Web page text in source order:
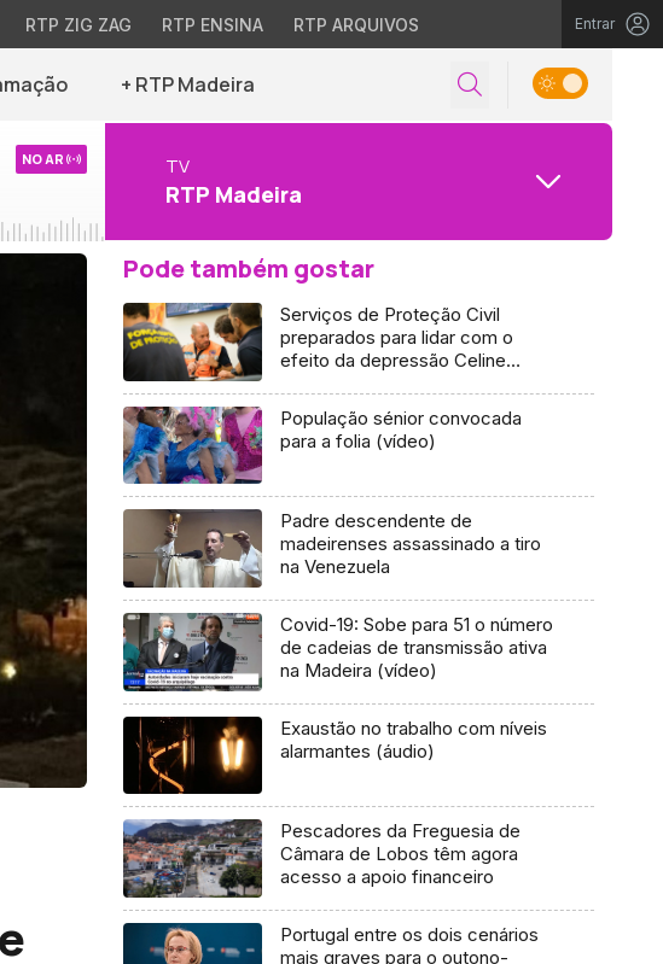
RTP ZIG ZAG RTP ENSINA RTP ARQUIVOS Entrar
+ RTP Madeira
NO AR TV
RTP Madeira
Pode também gostar
Serviços de Proteção Civil
preparados para lidar com o
efeito da depressão Celine
População sénior convocada
para a folia (vídeo)
Padre descendente de
madeirenses assassinado a tiro
na Venezuela
Covid-19: Sobe para 51 o número
de cadeias de transmissão ativa
na Madeira (vídeo)
Exaustão no trabalho com níveis
alarmantes (áudio)
Pescadores da Freguesia de
Câmara de Lobos têm agora
acesso a apoio financeiro
Portugal entre os dois cenários
mais graves para o outono-